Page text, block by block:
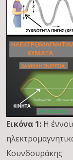
Εικόνα 1: Η
Κουνδουράκης